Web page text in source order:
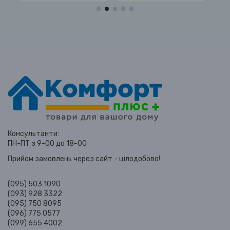
Консультанти:
ПН-ПТ з 9-00 до 18-00
Прийом замовлень через сайт - цілодобово!
(095) 503 1090
(093) 928 3322
(095) 750 8095
(096) 775 0577
(099) 655 4002